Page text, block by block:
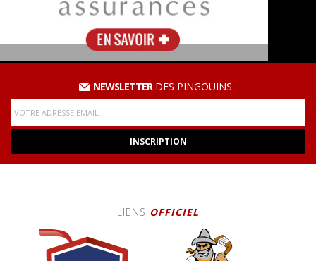
NEWSLETTERDES PINGOUINS
LIENS OFFICIEL